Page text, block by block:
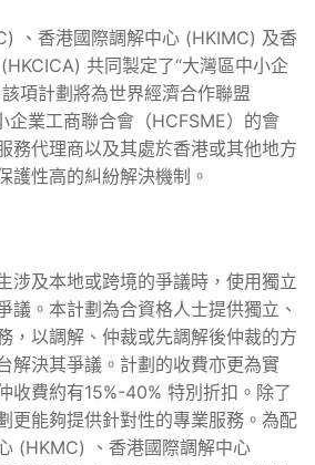
、香港國際調解中心 (HKIMC) 及香
共同製定了“大灣區中小企
項計劃將為世界經濟合作聯盟
企業工商聯合會（HCFSME）的會
務代理商以及其處於香港或其他地方
護性高的糾紛解決機制。
涉及本地或跨境的爭議時，使用獨立
議。本計劃為合資格人士提供獨立、
，以調解、仲裁或先調解後仲裁的方
解決其爭議。計劃的收費亦更為實
收費約有15%-40% 特別折扣。除了
更能夠提供針對性的專業服務。為配
(HKMC) 、香港國際調解中心